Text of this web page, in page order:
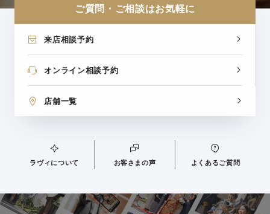
ご質問・ご相談はお気軽に
来店相談予約
オンライン相談予約
店舗一覧
ラヴィについて お客さまの声 よくあるご質問